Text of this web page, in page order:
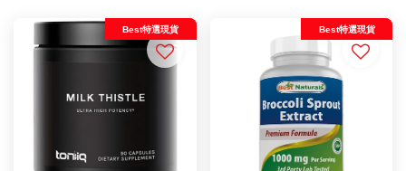
Best特選現貨 Best特選現貨